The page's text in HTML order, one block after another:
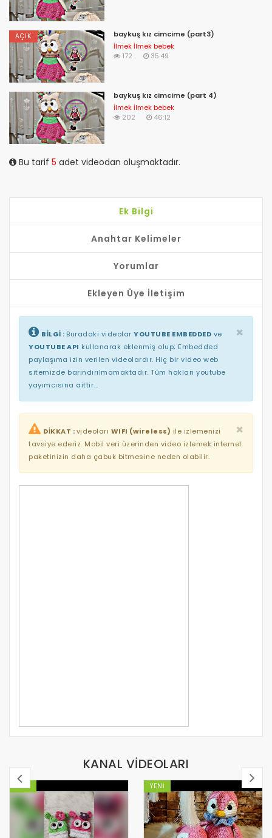
AÇIK
baykuş kız cimcime (part3)
İlmek İlmek bebek
172
35:49
baykuş kız cimcime (part 4)
İlmek İlmek bebek
202
46:12
Bu tarif 5 adet videodan oluşmaktadır.
Ek Bilgi
Anahtar Kelimeler
Yorumlar
Ekleyen Üye İletişim
×
BİLGİ : Buradaki videolar YOUTUBE EMBEDDED ve
YOUTUBE API kullanarak eklenmiş olup; Embedded
paylaşıma izin verilen videolardır. Hiç bir video web
sitemizde barındırılmamaktadır. Tüm hakları youtube
yayımcısına aittir...
×
DİKKAT :videoları WIFI (wireless) ile izlemenizi
tavsiye ederiz. Mobil veri üzerinden video izlemek internet
paketinizin daha çabuk bitmesine neden olabilir.
KANAL VİDEOLARI
YENI YENI